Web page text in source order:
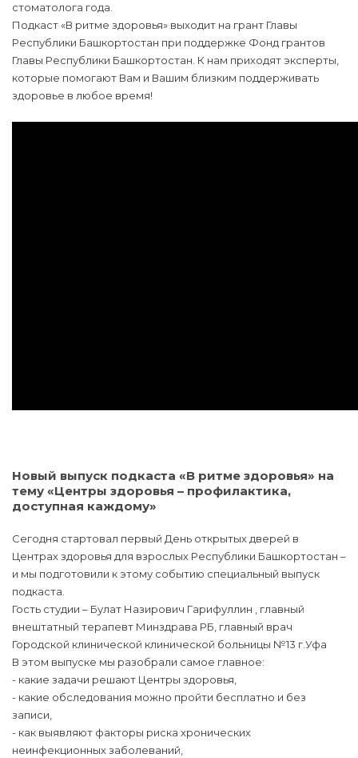
стоматолога года.
Подкаст «В ритме здоровья» выходит на грант Главы
Республики Башкортостан при поддержке Фонд грантов
Главы Республики Башкортостан. К нам приходят эксперты,
которые помогают Вам и Вашим близким поддерживать
здоровье в любое время!
Новый выпуск подкаста «В ритме здоровья» на
тему «Центры здоровья – профилактика,
доступная каждому»
Сегодня стартовал первый День открытых дверей в
Центрах здоровья для взрослых Республики Башкортостан –
и мы подготовили к этому событию специальный выпуск
подкаста.
Гость студии – Булат Назирович Гарифуллин , главный
внештатный терапевт Минздрава РБ, главный врач
Городской клинической клинической больницы №13 г.Уфа
В этом выпуске мы разобрали самое главное:
- какие задачи решают Центры здоровья,
- какие обследования можно пройти бесплатно и без
записи,
- как выявляют факторы риска хронических
неинфекционных заболеваний,